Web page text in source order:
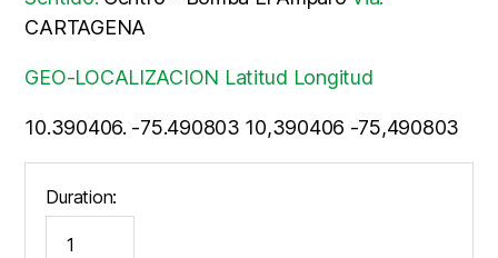
CARTAGENA
GEO-LOCALIZACION Latitud Longitud
10.390406. -75.490803 10,390406 -75,490803
Duration: